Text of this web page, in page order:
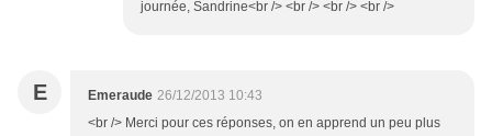
journée, Sandrine<br /> <br /> <br /> <br />
E Emeraude 26/12/2013 10:43
<br /> Merci pour ces réponses, on en apprend un peu plus